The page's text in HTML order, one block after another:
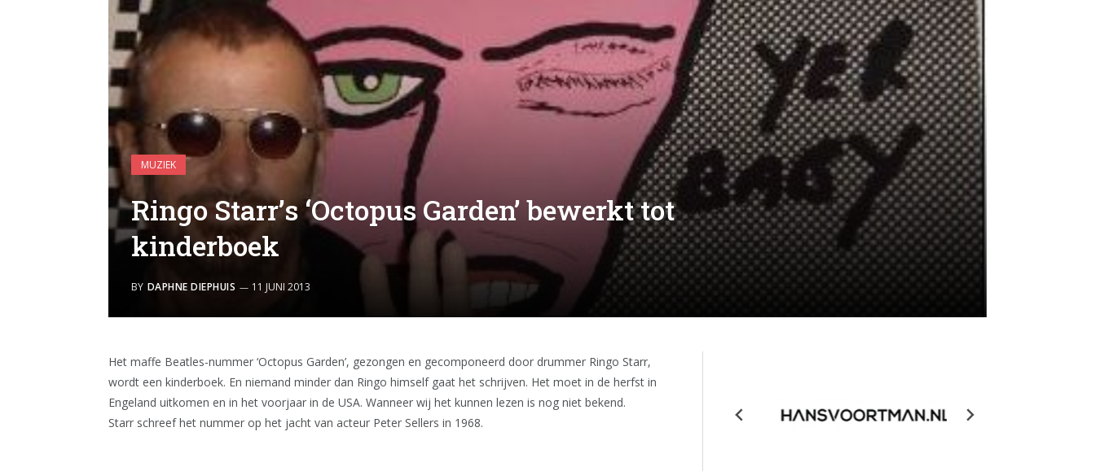
MUZIEK
Ringo Starr’s ‘Octopus Garden’ bewerkt tot
kinderboek
BY DAPHNE DIEPHUIS 11 JUNI 2013
Het maffe Beatles-nummer ‘Octopus Garden’, gezongen en gecomponeerd door drummer Ringo Starr,
wordt een kinderboek. En niemand minder dan Ringo himself gaat het schrijven. Het moet in de herfst in
Engeland uitkomen en in het voorjaar in de USA. Wanneer wij het kunnen lezen is nog niet bekend.
Starr schreef het nummer op het jacht van acteur Peter Sellers in 1968.